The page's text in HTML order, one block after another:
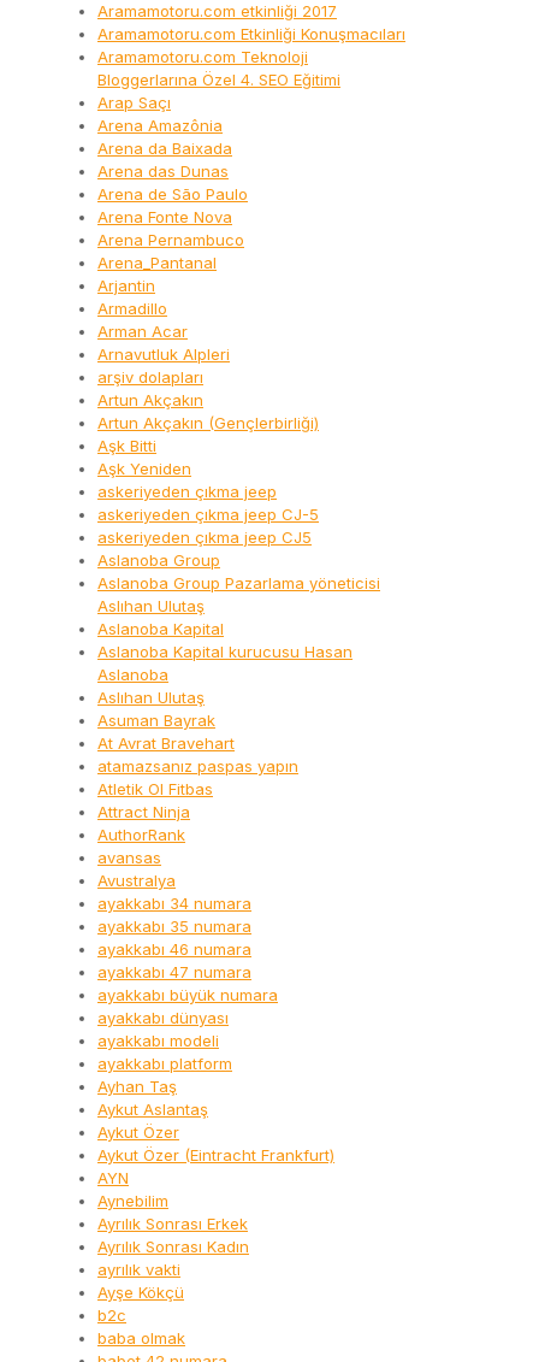
Aramamotoru.com etkinliği 2017
Aramamotoru.com Etkinliği Konuşmacıları
Aramamotoru.com Teknoloji
Bloggerlarına Özel 4. SEO Eğitimi
Arap Saçı
Arena Amazônia
Arena da Baixada
Arena das Dunas
Arena de São Paulo
Arena Fonte Nova
Arena Pernambuco
Arena_Pantanal
Arjantin
Armadillo
Arman Acar
Arnavutluk Alpleri
arşiv dolapları
Artun Akçakın
Artun Akçakın (Gençlerbirliği)
Aşk Bitti
Aşk Yeniden
askeriyeden çıkma jeep
askeriyeden çıkma jeep CJ-5
askeriyeden çıkma jeep CJ5
Aslanoba Group
Aslanoba Group Pazarlama yöneticisi
Aslıhan Ulutaş
Aslanoba Kapital
Aslanoba Kapital kurucusu Hasan
Aslanoba
Aslıhan Ulutaş
Asuman Bayrak
At Avrat Bravehart
atamazsanız paspas yapın
Atletik Ol Fitbas
Attract Ninja
AuthorRank
avansas
Avustralya
ayakkabı 34 numara
ayakkabı 35 numara
ayakkabı 46 numara
ayakkabı 47 numara
ayakkabı büyük numara
ayakkabı dünyası
ayakkabı modeli
ayakkabı platform
Ayhan Taş
Aykut Aslantaş
Aykut Özer
Aykut Özer (Eintracht Frankfurt)
AYN
Aynebilim
Ayrılık Sonrası Erkek
Ayrılık Sonrası Kadın
ayrılık vakti
Ayşe Kökçü
b2c
baba olmak